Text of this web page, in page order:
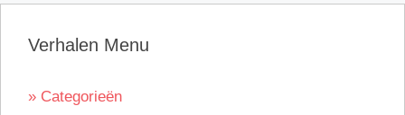
Verhalen Menu
» Categorieën